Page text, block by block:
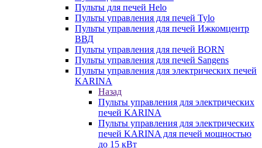
Пульты для печей Helo
Пульты управления для печей Tylo
Пульты управления для печей Ижкомцентр
ВВД
Пульты управления для печей BORN
Пульты управления для печей Sangens
Пульты управления для электрических печей
KARINA
Назад
Пульты управления для электрических
печей KARINA
Пульты управления для электрических
печей KARINA для печей мощностью
до 15 кВт